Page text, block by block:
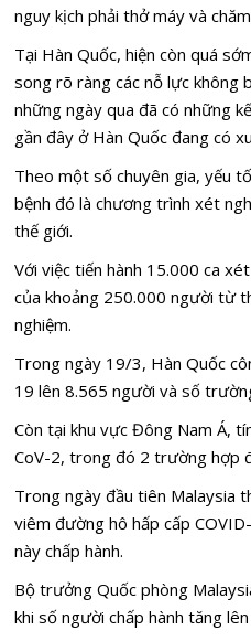
nguy kịch phải thở máy và
Tại Hàn Quốc, hiện còn quá
song rõ ràng các nỗ lực không
những ngày qua đã có những
gần đây ở Hàn Quốc đang có
Theo một số chuyên gia, yếu
bệnh đó là chương trình xét
thế giới.
Với việc tiến hành 15.000 ca
của khoảng 250.000 người từ
nghiệm.
Trong ngày 19/3, Hàn Quốc
19 lên 8.565 người và số
Còn tại khu vực Đông Nam Á,
CoV-2, trong đó 2 trường hợp
Trong ngày đầu tiên Malaysia
viêm đường hô hấp cấp
này chấp hành.
Bộ trưởng Quốc phòng
khi số người chấp hành tăng